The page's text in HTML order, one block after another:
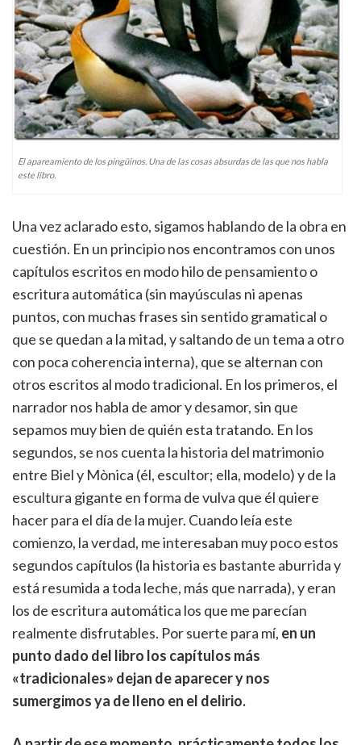
El apareamiento de los pingüinos. Una de las cosas absurdas de las que nos habla
este libro.
Una vez aclarado esto, sigamos hablando de la obra en
cuestión. En un principio nos encontramos con unos
capítulos escritos en modo hilo de pensamiento o
escritura automática (sin mayúsculas ni apenas
puntos, con muchas frases sin sentido gramatical o
que se quedan a la mitad, y saltando de un tema a otro
con poca coherencia interna), que se alternan con
otros escritos al modo tradicional. En los primeros, el
narrador nos habla de amor y desamor, sin que
sepamos muy bien de quién esta tratando. En los
segundos, se nos cuenta la historia del matrimonio
entre Biel y Mònica (él, escultor; ella, modelo) y de la
escultura gigante en forma de vulva que él quiere
hacer para el día de la mujer. Cuando leía este
comienzo, la verdad, me interesaban muy poco estos
segundos capítulos (la historia es bastante aburrida y
está resumida a toda leche, más que narrada), y eran
los de escritura automática los que me parecían
realmente disfrutables. Por suerte para mí, en un
punto dado del libro los capítulos más
«tradicionales» dejan de aparecer y nos
sumergimos ya de lleno en el delirio.